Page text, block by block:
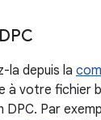
la depuis la
à votre fichier
Par